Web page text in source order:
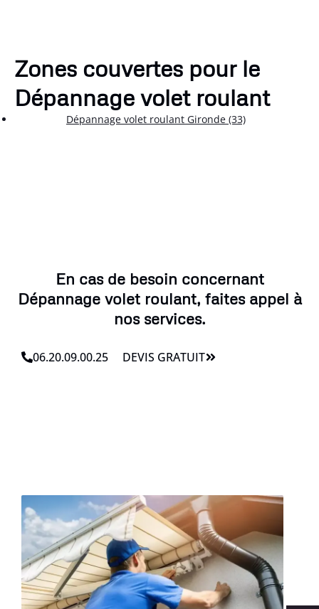
Zones couvertes pour le
Dépannage volet roulant
Dépannage volet roulant Gironde (33)
En cas de besoin concernant
Dépannage volet roulant, faites appel à
nos services.
06.20.09.00.25 DEVIS GRATUIT